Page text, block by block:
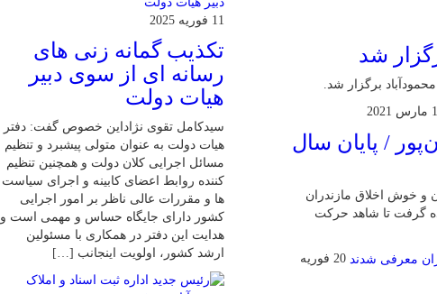
شد
برگزار شد.
/ پایان سال
و خوش اخلاق مازندران
گرفت تا شاهد حرکت
20 فوریه
11 فوریه 2025
تکذیب گمانه زنی های
رسانه ای از سوی دبیر
هیات دولت
سیدکامل تقوی نژاداین خصوص گفت: دفتر
هیات دولت به عنوان متولی پیشبرد و تنظیم
مسائل اجرایی کلان دولت و همچنین تنظیم
کننده روابط اعضای کابینه و اجرای سیاست
ها و مقررات عالی ناظر بر امور اجرایی
کشور دارای جایگاه حساس و مهمی است و
هدایت این دفتر در همکاری با مسئولین
ارشد کشور، اولویت اینجانب […]